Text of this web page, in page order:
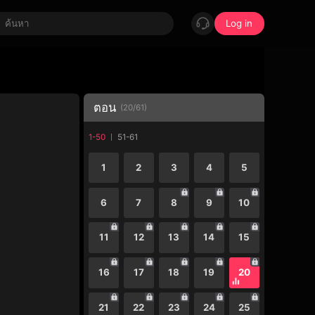
Log in
ตอน (20/61)
1-50 51-61
1 2 3 4 5
6 7 8 9 10
11 12 13 14 15
16 17 18 19 20
21 22 23 24 25